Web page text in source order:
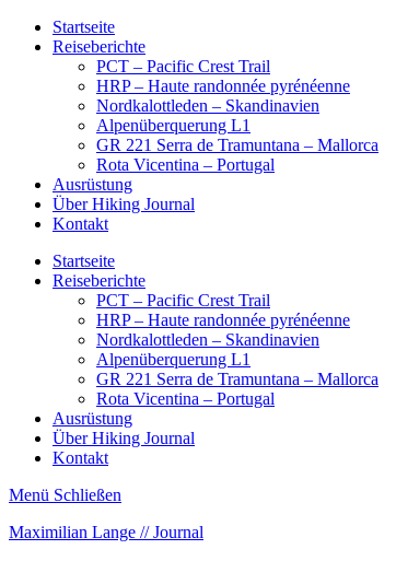
Startseite
Reiseberichte
PCT – Pacific Crest Trail
HRP – Haute randonnée pyrénéenne
Nordkalottleden – Skandinavien
Alpenüberquerung L1
GR 221 Serra de Tramuntana – Mallorca
Rota Vicentina – Portugal
Ausrüstung
Über Hiking Journal
Kontakt
Startseite
Reiseberichte
PCT – Pacific Crest Trail
HRP – Haute randonnée pyrénéenne
Nordkalottleden – Skandinavien
Alpenüberquerung L1
GR 221 Serra de Tramuntana – Mallorca
Rota Vicentina – Portugal
Ausrüstung
Über Hiking Journal
Kontakt
Menü Schließen
Maximilian Lange // Journal